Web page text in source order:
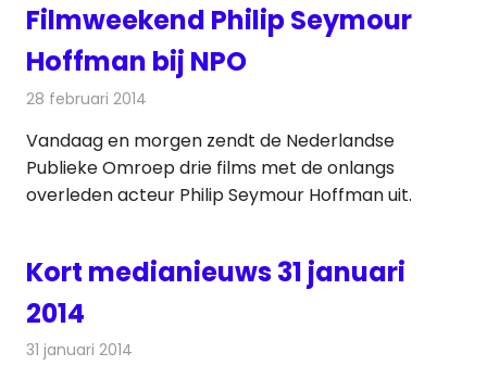
Filmweekend Philip Seymour
Hoffman bij NPO
28 februari 2014
Vandaag en morgen zendt de Nederlandse
Publieke Omroep drie films met de onlangs
overleden acteur Philip Seymour Hoffman uit.
Kort medianieuws 31 januari
2014
31 januari 2014